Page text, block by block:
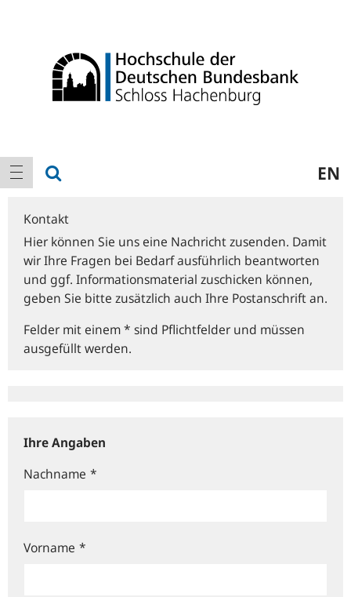
Hauptnavigation
Navigation anzeigen EN
Kontakt
Hier können Sie uns eine Nachricht zusenden. Damit
wir Ihre Fragen bei Bedarf ausführlich beantworten
und ggf. Informationsmaterial zuschicken können,
geben Sie bitte zusätzlich auch Ihre Postanschrift an.
Felder mit einem * sind Pflichtfelder und müssen
ausgefüllt werden.
Ihre Angaben
Nachname *
Vorname *